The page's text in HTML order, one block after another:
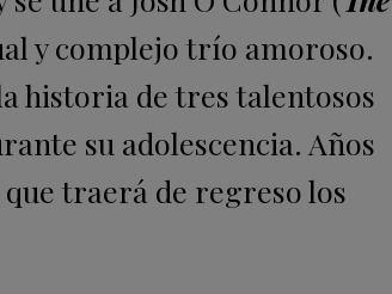
y complejo trío amoroso.
historia de tres talentosos
su adolescencia. Años
traerá de regreso los